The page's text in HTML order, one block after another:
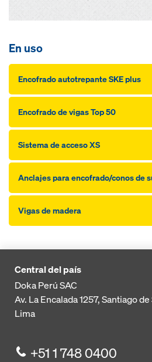
En uso
Encofrado autotrepante SKE plus
Encofrado de vigas Top 50
Sistema de acceso XS
Anclajes para encofrado/conos de
Vigas de madera
Central del país
Doka Perú SAC
Av. La Encalada 1257,Santiago
Lima
+51 1 748 0400